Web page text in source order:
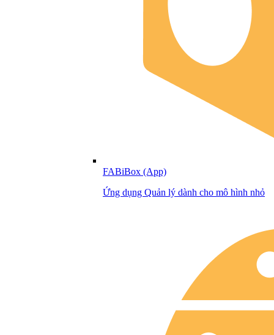
FABiBox (App)
Ứng dụng Quản lý dành cho mô hình nhỏ